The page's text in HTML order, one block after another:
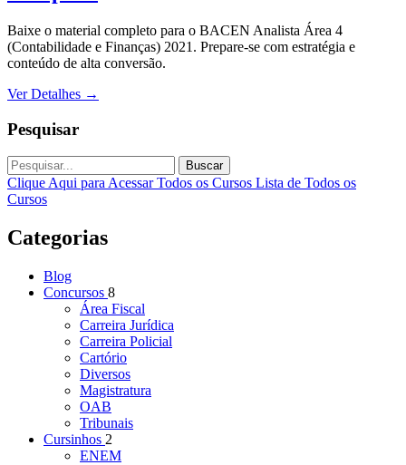
Baixe o material completo para o BACEN Analista Área 4
(Contabilidade e Finanças) 2021. Prepare-se com estratégia e
conteúdo de alta conversão.
Ver Detalhes →
Pesquisar
Buscar
Clique Aqui para Acessar Todos os Cursos Lista de Todos os
Cursos
Categorias
Blog
Concursos 8
Área Fiscal
Carreira Jurídica
Carreira Policial
Cartório
Diversos
Magistratura
OAB
Tribunais
Cursinhos 2
ENEM